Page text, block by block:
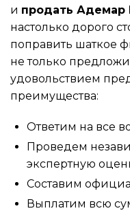
и продать Адемар
настолько дорого
поправить шаткое
не только
удовольствием
преимущества:
Ответим на все
Проведем
экспертную
Составим
Выплатим всю